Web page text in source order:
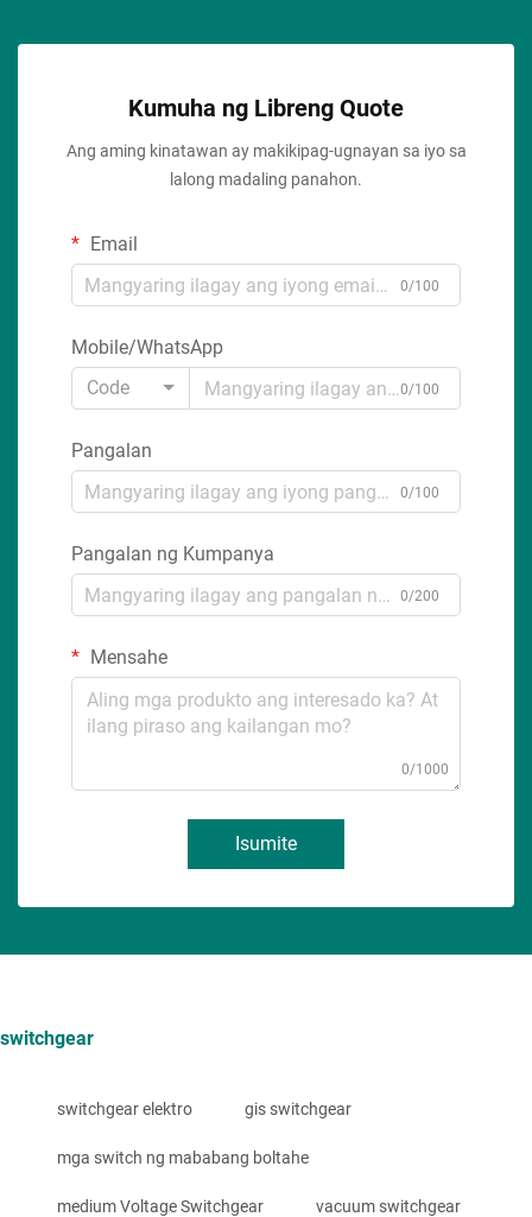
Kumuha ng Libreng Quote
Ang aming kinatawan ay makikipag-ugnayan sa iyo sa
lalong madaling panahon.
Email
0/100
Mobile/WhatsApp
Code
0/100
Pangalan
0/100
Pangalan ng Kumpanya
0/200
Mensahe
0/1000
Isumite
switchgear
switchgear elektro gis switchgear
mga switch ng mababang boltahe
medium Voltage Switchgear vacuum switchgear